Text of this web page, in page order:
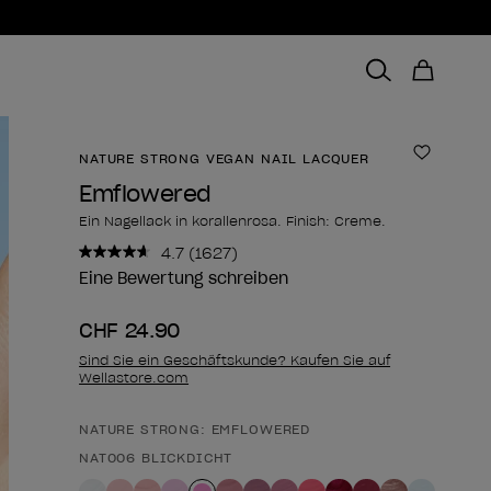
NATURE STRONG VEGAN NAIL LACQUER Zur
Emflowered
Ein Nagellack in korallenrosa. Finish: Creme.
4.7 1627
Bewertungen
lesen..
Seite.
(1627)
Eine Bewertung schreiben
CHF 24.90
Sind Sie ein Geschäftskunde? Kaufen Sie auf
Wellastore.com
Form des Produkts
NATURE STRONG: EMFLOWERED
NAT006 BLICKDICHT